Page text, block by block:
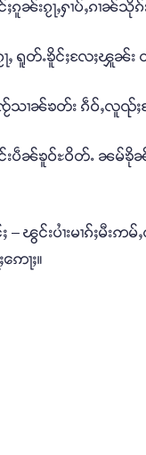
ၵူၼ်းၵႂႃႇႁၢပ်ႇၵၢၼ်သိုၵ်
ႇ ရူတ်ႉၶိူင်ႈလႄႈၾူၼ်း
သၢၼ်ၶတ်း ၵဵဝ်ႇလူၺ်ႈမ
ဝ်ႊဝိတ်ႉ ၼမ်ၶိုၼ်ႈမႃ
ၽွင်းပၢႆးမၢၵ်ႈမီးဢ
ႃႈ။